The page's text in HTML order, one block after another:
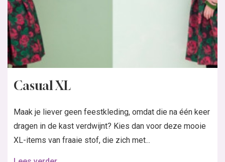
Casual XL
Maak je liever geen feestkleding, omdat die na één keer
dragen in de kast verdwijnt? Kies dan voor deze mooie
XL-items van fraaie stof, die zich met...